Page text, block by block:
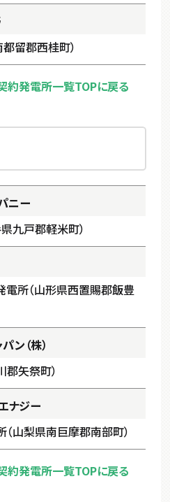
留郡西桂町）
約発電所一覧TOPに戻る
ニー
九戸郡軽米町）
電所（山形県西置賜郡飯豊
ン（株）
矢祭町）
ナジー
山梨県南巨摩郡南部町）
約発電所一覧TOPに戻る